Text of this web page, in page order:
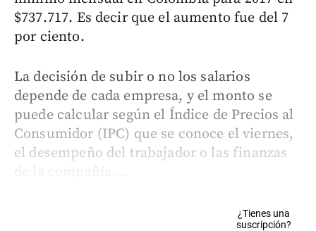
$737.717. Es decir que el aumento fue del 7
por ciento.
La decisión de subir o no los salarios
depende de cada empresa, y el monto se
puede calcular según el Índice de Precios al
Consumidor (IPC) que se conoce el viernes,
el desempeño del trabajador o las finanzas
de la compañía....
¿Tienes una
suscripción?